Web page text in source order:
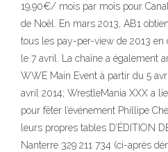
19,90€/ mois par mois pour
de Noël. En mars 2013, AB1
tous les pay-per-view de 2013 en
le 7 avril. La chaîne a également
WWE Main Event à partir du 5
avril 2014; WrestleMania XXX a
pour fêter l’événement Phillipe
leurs propres tables D’ÉDITION
Nanterre 329 211 734 (ci-après